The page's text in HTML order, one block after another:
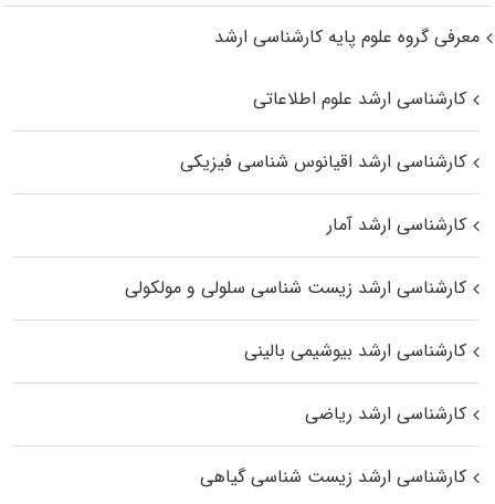
معرفی گروه علوم پایه کارشناسی ارشد
کارشناسی ارشد علوم اطلاعاتی
کارشناسی ارشد اقیانوس‌ شناسی فیزیکی
کارشناسی ارشد آمار
کارشناسی ارشد زیست شناسی سلولی و مولکولی
کارشناسی ارشد بیوشیمی بالینی
کارشناسی ارشد ریاضی
کارشناسی ارشد زیست‌ شناسی گیاهی